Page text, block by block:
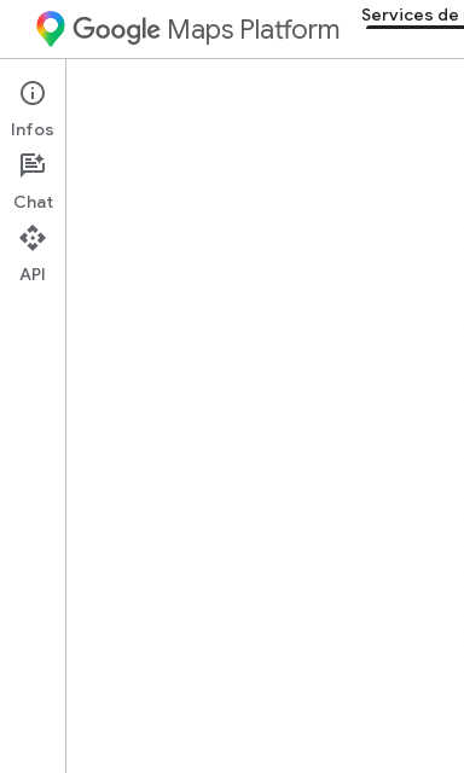
Maps Platform Services
Mobility Services
Aperçu
Sur
Infos
Chat
API